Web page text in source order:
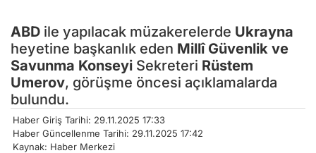
ABD ile yapılacak müzakerelerde Ukrayna
heyetine başkanlık eden Millî Güvenlik ve
Savunma Konseyi Sekreteri Rüstem
Umerov, görüşme öncesi açıklamalarda
bulundu.
Haber Giriş Tarihi: 29.11.2025 17:33
Haber Güncellenme Tarihi: 29.11.2025 17:42
Kaynak: Haber Merkezi